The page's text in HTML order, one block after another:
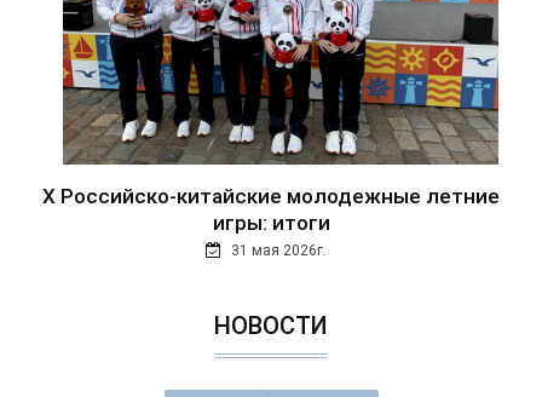
Х Российско-китайские молодежные летние
игры: итоги
31 мая 2026г.
НОВОСТИ